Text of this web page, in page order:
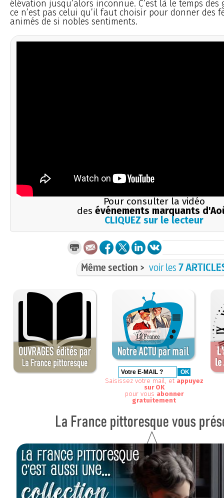
élévation jusqu’alors inconnue. C’est là le temps des
ce n’est pas celui qu’il faut choisir pour donner des
animés de si nobles sentiments.
Pour consulter la vidéo
des événements marquants
CLIQUEZ sur le lecteur
Même section > voir les7
Saisissez votre mail, et appuyez
sur OK
pour vous abonner
gratuitement